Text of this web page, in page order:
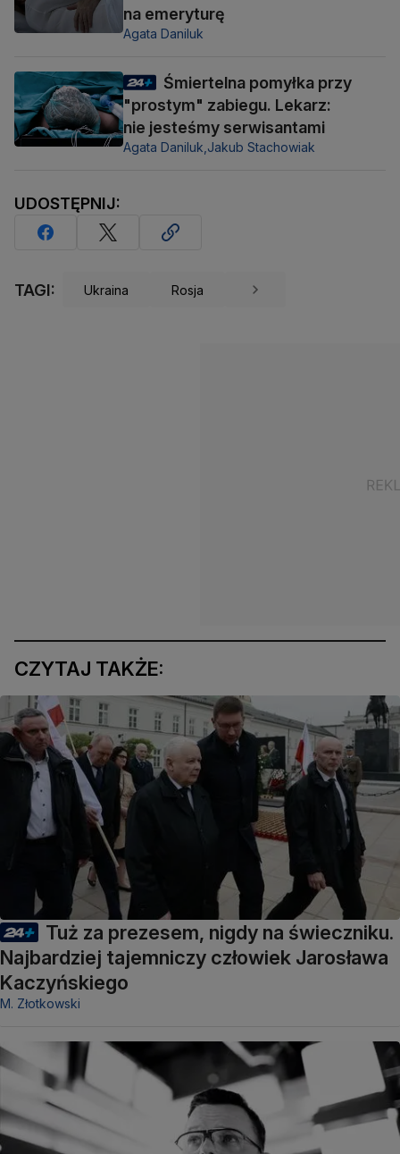
na emeryturę
Agata Daniluk
Śmiertelna pomyłka przy
"prostym" zabiegu. Lekarz:
nie jesteśmy serwisantami
Agata Daniluk, Jakub Stachowiak
UDOSTĘPNIJ:
TAGI: Ukraina Rosja
CZYTAJ TAKŻE:
Tuż za prezesem, nigdy na świeczniku.
Najbardziej tajemniczy człowiek Jarosława
Kaczyńskiego
M. Złotkowski